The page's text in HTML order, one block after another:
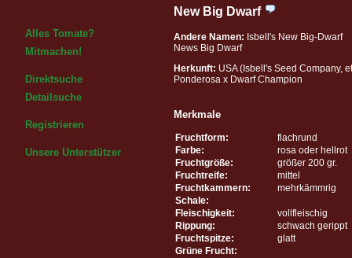
Alles Tomate?
Mitmachen!
Direktsuche
Detailsuche
Registrieren
Unsere Unterstützer
New Big Dwarf
Andere Namen: Isbell's New Big-Dwarf
News Big Dwarf
Herkunft: USA (Isbell's Seed Company,
Ponderosa x Dwarf Champion
Merkmale
Fruchtform:
flachrund
Farbe:
rosa oder hellrot
Fruchtgröße:
größer 200 gr.
Fruchtreife:
mittel
Fruchtkammern:
mehrkämmrig
Schale:
Fleischigkeit:
vollfleischig
Rippung:
schwach gerippt
Fruchtspitze:
glatt
Grüne Frucht: